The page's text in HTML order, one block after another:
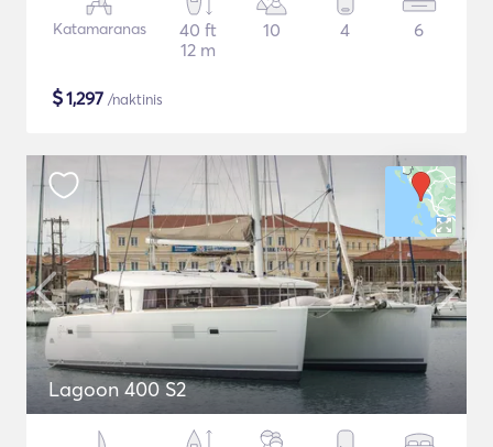
Katamaranas
40 ft
12 m
10 4 6
$1,297 /naktinis
Lagoon 400 S2